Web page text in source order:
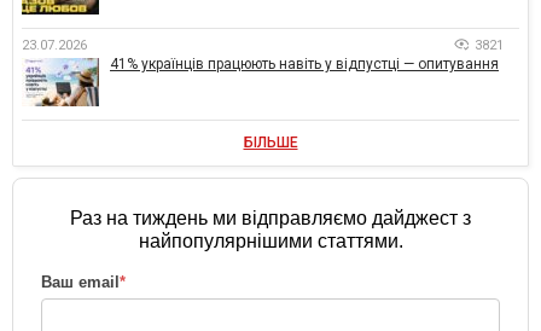
23.07.2026 3821
41% українців працюють навіть у відпустці — опитування
БІЛЬШЕ
Раз на тиждень ми відправляємо дайджест з
найпопулярнішими статтями.
Ваш email*